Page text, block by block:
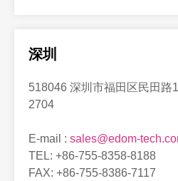
深圳
518046 深圳市福田区民田路
2704
E-mail : sales@edom-
TEL: +86-755-8358-8188
FAX: +86-755-8386-7117